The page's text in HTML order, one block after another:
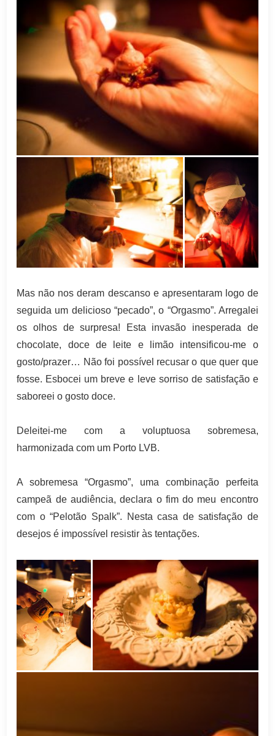
Mas não nos deram descanso e apresentaram logo de
seguida um delicioso “pecado”, o “Orgasmo”. Arregalei
os olhos de surpresa! Esta invasão inesperada de
chocolate, doce de leite e limão intensificou-me o
gosto/prazer… Não foi possível recusar o que quer que
fosse. Esbocei um breve e leve sorriso de satisfação e
saboreei o gosto doce.
Deleitei-me com a voluptuosa sobremesa,
harmonizada com um Porto LVB.
A sobremesa “Orgasmo”, uma combinação perfeita
campeã de audiência, declara o fim do meu encontro
com o “Pelotão Spalk”. Nesta casa de satisfação de
desejos é impossível resistir às tentações.